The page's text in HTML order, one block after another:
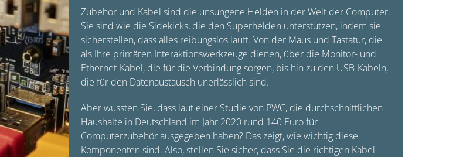
Zubehör und Kabel sind die unsungene Helden in der Welt der Computer.
Sie sind wie die Sidekicks, die den Superhelden unterstützen, indem sie
sicherstellen, dass alles reibungslos läuft. Von der Maus und Tastatur, die
als Ihre primären Interaktionswerkzeuge dienen, über die Monitor- und
Ethernet-Kabel, die für die Verbindung sorgen, bis hin zu den USB-Kabeln,
die für den Datenaustausch unerlässlich sind.
Aber wussten Sie, dass laut einer Studie von PWC, die durchschnittlichen
Haushalte in Deutschland im Jahr 2020 rund 140 Euro für
Computerzubehör ausgegeben haben? Das zeigt, wie wichtig diese
Komponenten sind. Also, stellen Sie sicher, dass Sie die richtigen Kabel